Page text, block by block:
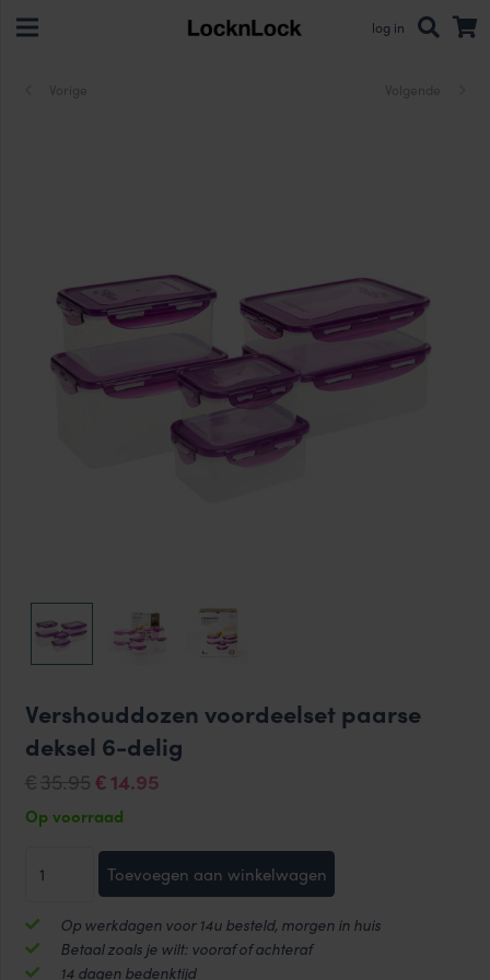
log in
Vorige Volgende
Vershouddozen voordeelset paarse
deksel 6-delig
€35.95Oorspronkelijke
prijs
€35.95.
€ 14.95Huidige
Op voorraad
Vershouddozen
voordeelset
paarse
deksel
6-
Toevoegen aan winkelwagen
Op werkdagen voor 14u besteld, morgen in huis
Betaal zoals je wilt: vooraf of achteraf
14 dagen bedenktijd